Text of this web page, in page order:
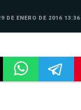
DE ENERO DE 2016 13:36